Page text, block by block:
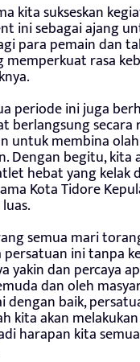
kita sukseskan
ini sebagai ajang
para pemain dan
memperkuat rasa
periode ini juga
berlangsung secara
untuk membina
Dengan begitu, kita
hebat yang kelak
Kota Tidore
semua mari
persatuan ini tanpa
yakin dan percaya
dan oleh
dengan baik,
kita akan
harapan kita